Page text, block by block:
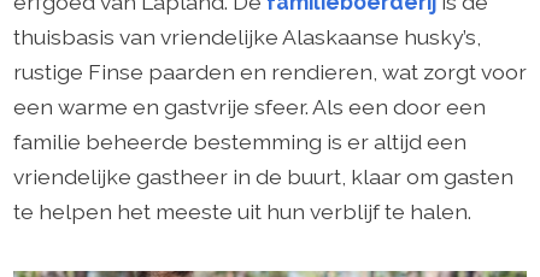
thuisbasis van vriendelijke Alaskaanse husky’s,
rustige Finse paarden en rendieren, wat zorgt voor
een warme en gastvrije sfeer. Als een door een
familie beheerde bestemming is er altijd een
vriendelijke gastheer in de buurt, klaar om gasten
te helpen het meeste uit hun verblijf te halen.